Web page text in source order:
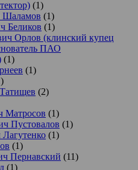
(1)
Шаламов (1)
Беликов (1)
Орлов (клинский купец
ПАО
(1)
(1)
(2)
Матросов (1)
Пустовалов (1)
(1)
(1)
Пернавский (11)
(1)